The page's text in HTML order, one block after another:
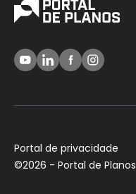
Portal de privacidade
©2026 - Portal de Planos